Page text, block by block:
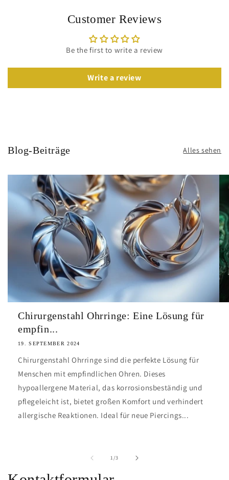
Customer Reviews
Be the first to write a review
Write a review
Blog-Beiträge Alles sehen
Chirurgenstahl Ohrringe: Eine Lösung für
empfin...
19. SEPTEMBER 2024
Chirurgenstahl Ohrringe sind die perfekte Lösung für
Menschen mit empfindlichen Ohren. Dieses
hypoallergene Material, das korrosionsbeständig und
pflegeleicht ist, bietet großen Komfort und verhindert
allergische Reaktionen. Ideal für neue Piercings...
1/von
3